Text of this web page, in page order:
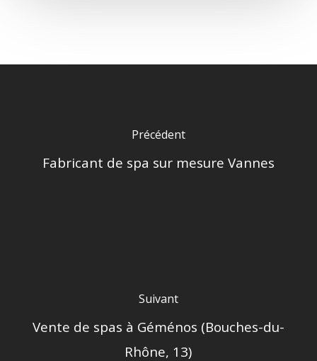
Précédent
Fabricant de spa sur mesure Vannes
Suivant
Vente de spas à Géménos (Bouches-du-
Rhône, 13)